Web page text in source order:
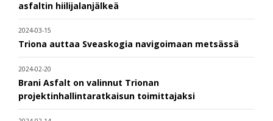
asfaltin hiilijalanjälkeä
2024-03-15
Triona auttaa Sveaskogia navigoimaan metsässä
2024-02-20
Brani Asfalt on valinnut Trionan
projektinhallintaratkaisun toimittajaksi